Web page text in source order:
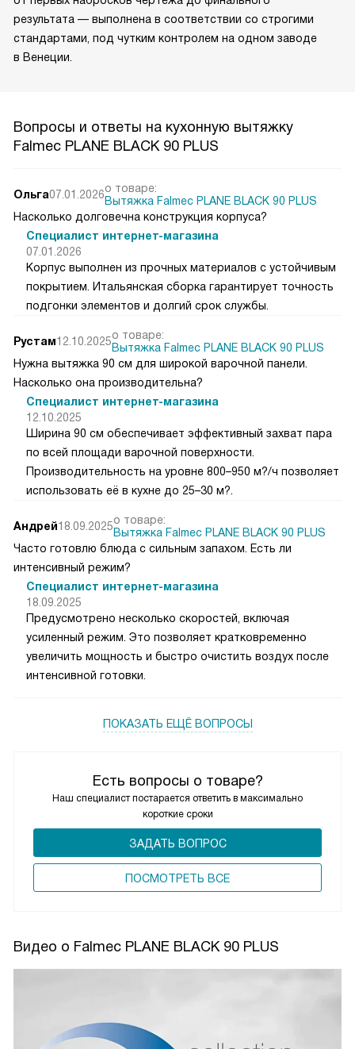
результата — выполнена в соответствии со строгими
стандартами, под чутким контролем на одном заводе
в Венеции.
Вопросы и ответы на кухонную вытяжку
Falmec PLANE BLACK 90 PLUS
Есть вопросы о товаре?
Наш специалист постарается ответить в максимально
короткие сроки
ЗАДАТЬ ВОПРОС
ПОCМОТРЕТЬ ВСЕ
Ольга07.01.2026о товаре:
Вытяжка Falmec PLANE BLACK 90 PLUS
Насколько долговечна конструкция корпуса?
Специалист интернет-магазина
07.01.2026
Корпус выполнен из прочных материалов с устойчивым
покрытием. Итальянская сборка гарантирует точность
подгонки элементов и долгий срок службы.
Рустам12.10.2025о товаре:
Вытяжка Falmec PLANE BLACK 90 PLUS
Нужна вытяжка 90 см для широкой варочной панели.
Насколько она производительна?
Специалист интернет-магазина
12.10.2025
Ширина 90 см обеспечивает эффективный захват пара
по всей площади варочной поверхности.
Производительность на уровне 800–950 м?/ч позволяет
использовать её в кухне до 25–30 м?.
Андрей18.09.2025о товаре:
Вытяжка Falmec PLANE BLACK 90 PLUS
Часто готовлю блюда с сильным запахом. Есть ли
интенсивный режим?
Специалист интернет-магазина
18.09.2025
Предусмотрено несколько скоростей, включая
усиленный режим. Это позволяет кратковременно
увеличить мощность и быстро очистить воздух после
интенсивной готовки.
ПОКАЗАТЬ ЕЩЁ ВОПРОСЫ
Видео о Falmec PLANE BLACK 90 PLUS